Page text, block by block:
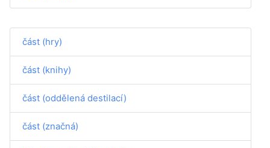
část (hry)
část (knihy)
část (oddělená destilací)
část (značná)